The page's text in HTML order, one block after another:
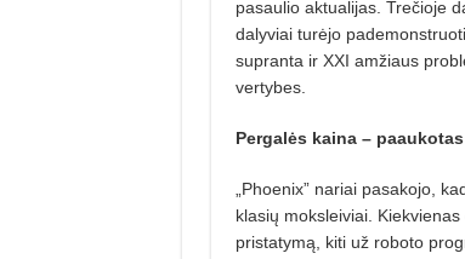
pasaulio aktualijas. Trečioje
dalyviai turėjo
supranta ir XXI amžiaus
vertybes.
Pergalės kaina –
„Phoenix” nariai pasakojo,
klasių moksleiviai.
pristatymą, kiti už roboto